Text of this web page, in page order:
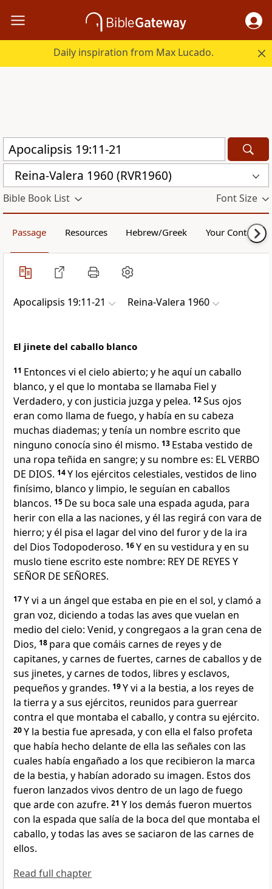
Daily inspiration from Max Lucado.
Reina-Valera 1960 (RVR1960)
Bible Book List Font Size
Passage Resources Hebrew/Greek Your Content
Apocalipsis 19:11-21 Reina-Valera 1960
El jinete del caballo blanco
11 Entonces vi el cielo abierto; y he aquí un caballo
blanco, y el que lo montaba se llamaba Fiel y
Verdadero, y con justicia juzga y pelea. 12Sus ojos
eran como llama de fuego, y había en su cabeza
muchas diademas; y tenía un nombre escrito que
ninguno conocía sino él mismo. 13 Estaba vestido de
una ropa teñida en sangre; y su nombre es: EL VERBO
DE DIOS. 14Y los ejércitos celestiales, vestidos de lino
finísimo, blanco y limpio, le seguían en caballos
blancos. 15 De su boca sale una espada aguda, para
herir con ella a las naciones, y él las regirá con vara de
hierro; y él pisa el lagar del vino del furor y de la ira
del Dios Todopoderoso. 16Y en su vestidura y en su
muslo tiene escrito este nombre: REY DE REYES Y
SEÑOR DE SEÑORES.
17Y vi a un ángel que estaba en pie en el sol, y clamó a
gran voz, diciendo a todas las aves que vuelan en
medio del cielo: Venid, y congregaos a la gran cena de
Dios, 18 para que comáis carnes de reyes y de
capitanes, y carnes de fuertes, carnes de caballos y de
sus jinetes, y carnes de todos, libres y esclavos,
pequeños y grandes. 19Y vi a la bestia, a los reyes de
la tierra y a sus ejércitos, reunidos para guerrear
contra el que montaba el caballo, y contra su ejército.
20Y la bestia fue apresada, y con ella el falso profeta
que había hecho delante de ella las señales con las
cuales había engañado a los que recibieron la marca
de la bestia, y habían adorado su imagen. Estos dos
fueron lanzados vivos dentro de un lago de fuego
que arde con azufre. 21 Y los demás fueron muertos
con la espada que salía de la boca del que montaba el
caballo, y todas las aves se saciaron de las carnes de
ellos.
Read full chapter